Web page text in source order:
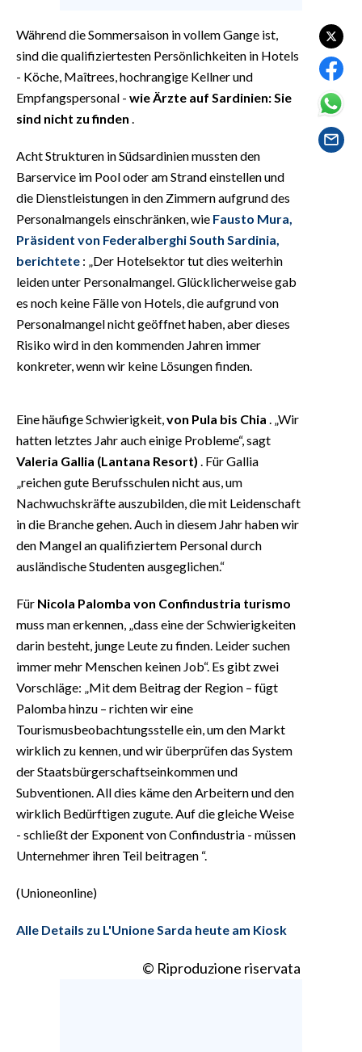
INSULARITÀ
ABBONATI
ANNUNCI
NECROLOGI
PUBBLICITÀ
Während die Sommersaison in vollem Gange ist,
sind die qualifiziertesten Persönlichkeiten in Hotels
- Köche, Maîtrees, hochrangige Kellner und
Empfangspersonal - wie Ärzte auf Sardinien: Sie
sind nicht zu finden
Acht Strukturen in Südsardinien mussten den
Barservice im Pool oder am Strand einstellen und
die Dienstleistungen in den Zimmern aufgrund des
Personalmangels einschränken, wie Fausto Mura,
Präsident von Federalberghi South Sardinia,
berichtete : „Der Hotelsektor tut dies weiterhin
leiden unter Personalmangel. Glücklicherweise gab
es noch keine Fälle von Hotels, die aufgrund von
Personalmangel nicht geöffnet haben, aber dieses
Risiko wird in den kommenden Jahren immer
konkreter, wenn wir keine Lösungen finden.
Eine häufige Schwierigkeit, von Pula bis Chia . „Wir
hatten letztes Jahr auch einige Probleme“, sagt
Valeria Gallia (Lantana Resort) . Für Gallia
„reichen gute Berufsschulen nicht aus, um
Nachwuchskräfte auszubilden, die mit Leidenschaft
in die Branche gehen. Auch in diesem Jahr haben wir
den Mangel an qualifiziertem Personal durch
ausländische Studenten ausgeglichen.“
Für Nicola Palomba von Confindustria turismo
muss man erkennen, „dass eine der Schwierigkeiten
darin besteht, junge Leute zu finden. Leider suchen
immer mehr Menschen keinen Job“. Es gibt zwei
Vorschläge: „Mit dem Beitrag der Region – fügt
Palomba hinzu – richten wir eine
Tourismusbeobachtungsstelle ein, um den Markt
wirklich zu kennen, und wir überprüfen das System
der Staatsbürgerschaftseinkommen und
Subventionen. All dies käme den Arbeitern und den
wirklich Bedürftigen zugute. Auf die gleiche Weise
- schließt der Exponent von Confindustria - müssen
Unternehmer ihren Teil beitragen “.
(Unioneonline)
Alle Details zu L'Unione Sarda heute am Kiosk
© Riproduzione riservata